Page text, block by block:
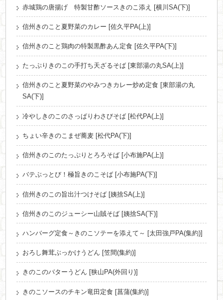
赤城鶏の唐揚げ 特製甘酢ソースきのこ添え [横川SA(下)]
信州きのこと夏野菜のカレー [佐久平PA(上)]
信州きのこと鶏肉の特製黒酢あん定食 [佐久平PA(下)]
たっぷりきのこの手打ち天ざるそば [東部湯の丸SA(上)]
信州きのこと夏野菜のやみつきカレー炒め定食 [東部湯の丸
SA(下)]
冷やしきのこのさっぱりわさびそば [松代PA(上)]
ちょい辛きのこまぜ蕎麦 [松代PA(下)]
信州きのこのたっぷりとろろそば [小布施PA(上)]
バテぶっとび！極旨きのこそば [小布施PA(下)]
信州きのこの旨出汁つけそば [姨捨SA(上)]
信州きのこのジューシー山賊そば [姨捨SA(下)]
ハンバーグ定食～きのこソテーを添えて～ [太田強戸PA(集約)]
おろし舞茸ぶっかけうどん [笠間(集約)]
きのこのバターうどん [狭山PA(外回り)]
きのこソースのチキン竜田定食 [菖蒲(集約)]